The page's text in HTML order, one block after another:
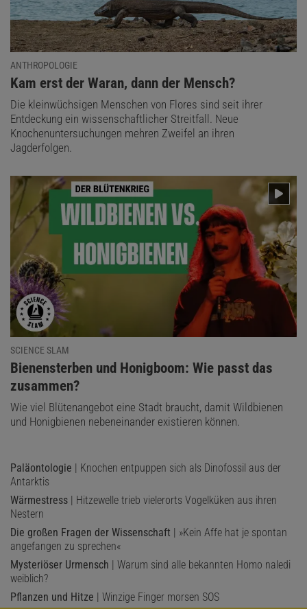
ANTHROPOLOGIE
:
Kam erst der Waran, dann der Mensch?
Die kleinwüchsigen Menschen von Flores sind seit ihrer
Entdeckung ein wissenschaftlicher Streitfall. Neue
Knochenuntersuchungen mehren Zweifel an ihren
Jagderfolgen.
SCIENCE SLAM
:
Bienensterben und Honigboom: Wie passt das
zusammen?
Wie viel Blütenangebot eine Stadt braucht, damit Wildbienen
und Honigbienen nebeneinander existieren können.
Paläontologie | Knochen entpuppen sich als Dinofossil aus der
Antarktis
Wärmestress | Hitzewelle trieb vielerorts Vogelküken aus ihren
Nestern
Die großen Fragen der Wissenschaft | »Kein Affe hat je spontan
angefangen zu sprechen«
Mysteriöser Urmensch | Warum sind alle bekannten Homo naledi
weiblich?
Pflanzen und Hitze | Winzige Finger morsen SOS